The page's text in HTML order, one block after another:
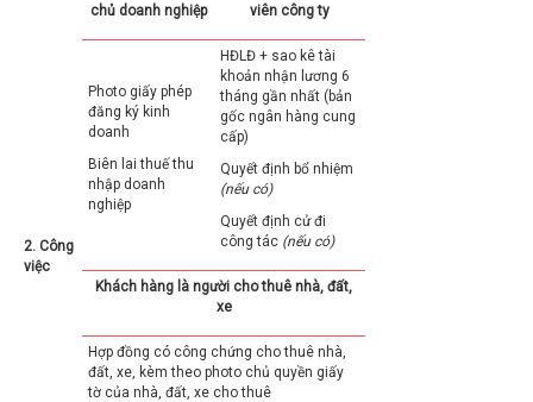
2. Công
việc
chủ doanh nghiệp
viên công ty
Photo giấy phép
đăng ký kinh
doanh
Biên lai thuế thu
nhập doanh
nghiệp
HĐLĐ + sao kê tài
khoản nhận lương 6
tháng gần nhất (bản
gốc ngân hàng cung
cấp)
Quyết định bổ nhiệm
(nếu có)
Quyết định cử đi
công tác (nếu có)
Khách hàng là người cho thuê nhà, đất,
xe
Hợp đồng có công chứng cho thuê nhà,
đất, xe, kèm theo photo chủ quyền giấy
tờ của nhà, đất, xe cho thuê